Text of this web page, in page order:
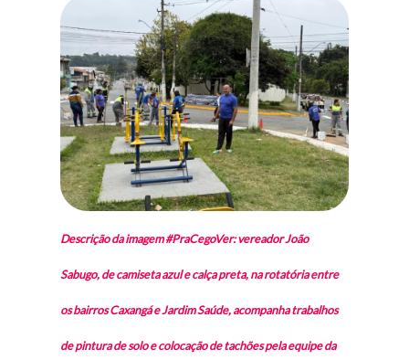
Descrição da imagem #PraCegoVer: vereador João
Sabugo, de camiseta azul e calça preta, na rotatória entre
os bairros Caxangá e Jardim Saúde, acompanha trabalhos
de pintura de solo e colocação de tachões pela equipe da